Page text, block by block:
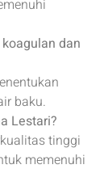
dan
baku.
Lestari?
tinggi
memenuhi